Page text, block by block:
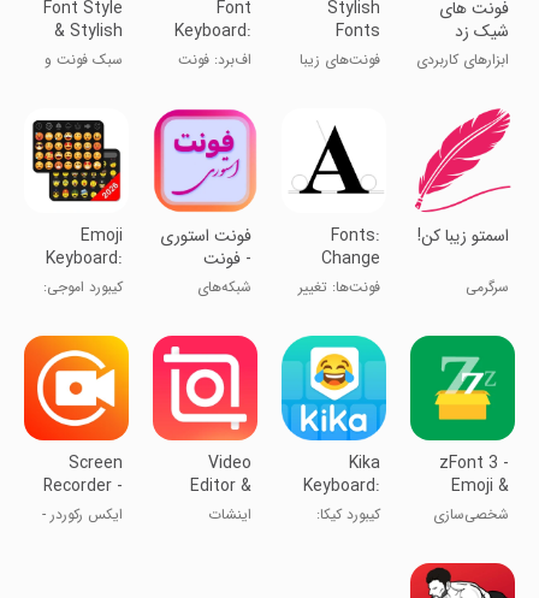
فونت های
شیک زد
ایکس
ابزارهای کاربردی
Stylish
Fonts
فونت‌های زیبا
Font
Keyboard:
Fonts &
Emoji
اف‌برد: فونت
Font Style
& Stylish
Name
سبک فونت و
‏اسمتو زیبا کن!
سرگرمی
Fonts:
Change
Typefaces
فونت‌ها: تغییر
‏فونت استوری
- فونت
فارسی
اینستاگرام
شبکه‌های
Emoji
Keyboard:
Themes &
Fonts
کیبورد اموجی:
zFont 3 -
Emoji &
Font
Changer
شخصی‌سازی
Kika
Keyboard:
Custom
themes
کیبورد کیکا:
Video
Editor &
Maker -
اینشات
Screen
Recorder -
XRecorder
ایکس رکوردر -